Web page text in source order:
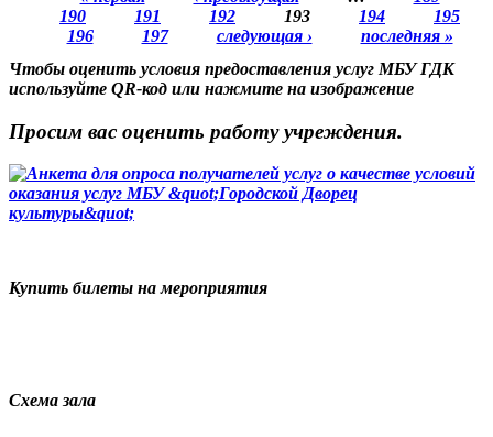
Страницы
190
191 192 193 194
195
196
197 следующая ›
последняя »
Чтобы оценить условия предоставления услуг МБУ ГДК
используйте QR-код или нажмите на изображение
Просим вас оценить работу учреждения.
Купить билеты на мероприятия
Схема зала